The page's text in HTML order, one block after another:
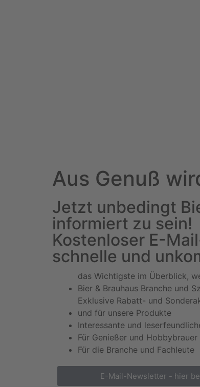
Aus Genuß
Jetzt unbedingt
informiert zu sein!
Kostenloser E-
schnelle und
das Wichtigste im Überblick,
Bier & Brauhaus Branche und
Exklusive Rabatt- und
und für unsere Produkte
Interessante und
Für Genießer und Hobbybrauer
Für die Branche und Fachleute
E-Mail-Newsletter - hier